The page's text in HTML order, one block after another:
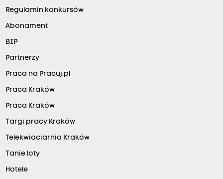
Regulamin konkursów
Abonament
BIP
Partnerzy
Praca na Pracuj.pl
Praca Kraków
Praca Kraków
Targi pracy Kraków
Telekwiaciarnia Kraków
Tanie loty
Hotele